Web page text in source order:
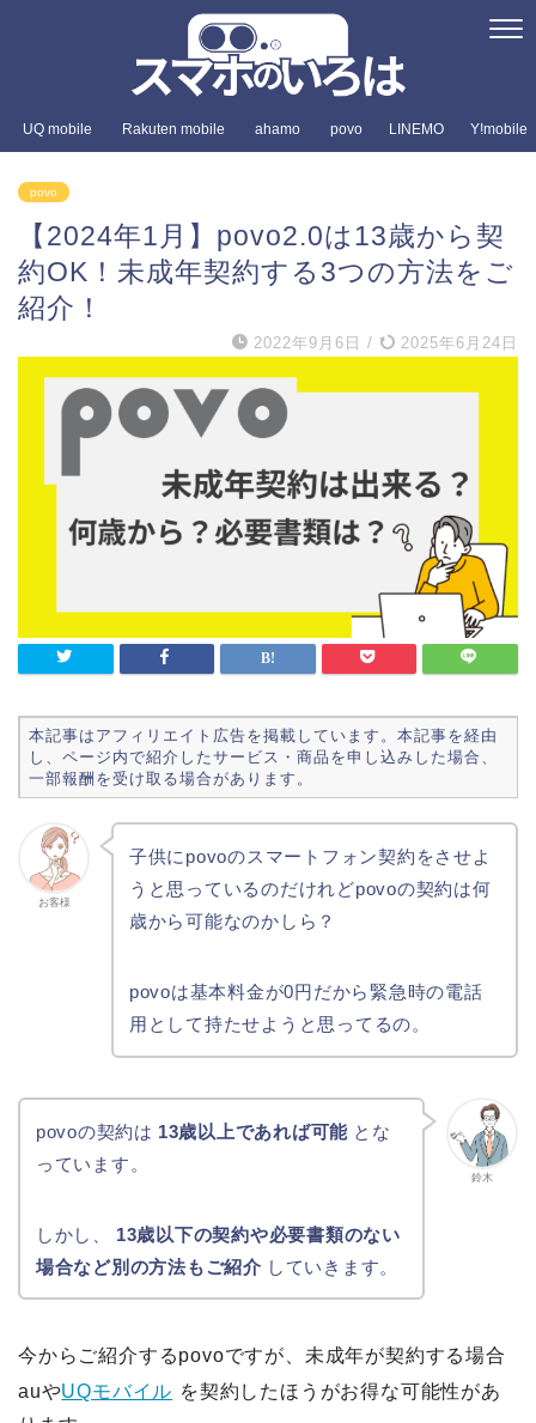
UQ mobile Rakuten mobile ahamo povo LINEMO Y!mobile
povo
【2024年1月】povo2.0は13歳から契
約OK！未成年契約する3つの方法をご
紹介！
2022年9月6日 / 2025年6月24日
本記事はアフィリエイト広告を掲載しています。本記事を経由
し、ページ内で紹介したサービス・商品を申し込みした場合、
一部報酬を受け取る場合があります。
お客様
子供にpovoのスマートフォン契約をさせよ
うと思っているのだけれどpovoの契約は何
歳から可能なのかしら？
povoは基本料金が0円だから緊急時の電話
用として持たせようと思ってるの。
鈴木
povoの契約は 13歳以上であれば可能 とな
っています。
しかし、
13歳以下の契約や必要書類のない
場合など別の方法もご紹介 していきます。
今からご紹介するpovoですが、未成年が契約する場合
auやUQモバイル を契約したほうがお得な可能性があ